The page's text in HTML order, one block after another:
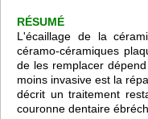
RÉSUMÉ
L'écaillage de la
céramo-céramiques
de les remplacer
moins invasive est la
décrit un traitement
couronne dentaire